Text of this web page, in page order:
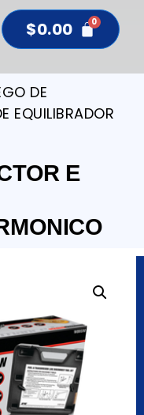
$0.00
DE
EQUILIBRADOR
E